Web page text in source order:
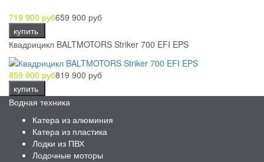
719 900 руб659 900 руб
купить
Квадрицикл BALTMOTORS Striker 700 EFI EPS
859 900 руб819 900 руб
купить
Водная техника
Катера из алюминия
Катера из пластика
Лодки из ПВХ
Лодочные моторы